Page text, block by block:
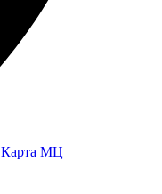
Карта МЦ